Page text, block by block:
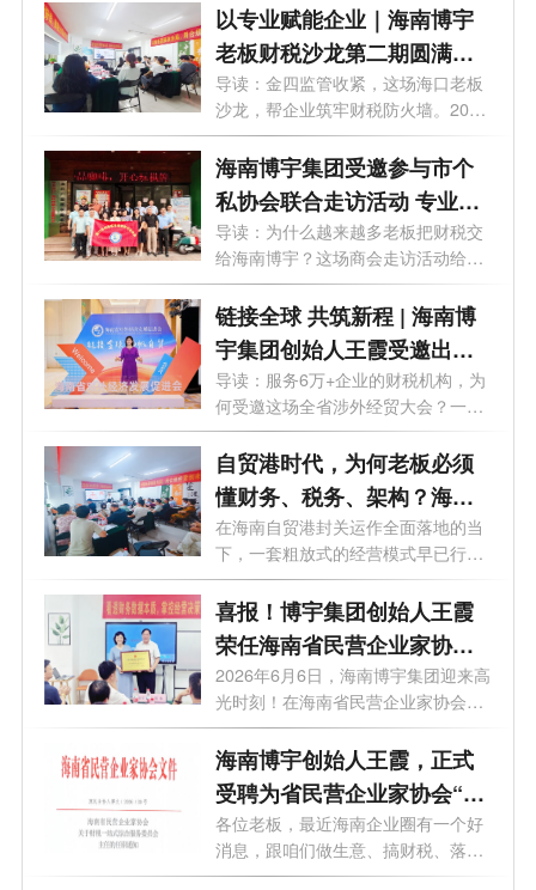
以专业赋能企业｜海南博宇
老板财税沙龙第二期圆满落
幕
导读：金四监管收紧，这场海口老板
沙龙，帮企业筑牢财税防火墙。2026
年6月...
海南博宇集团受邀参与市个
私协会联合走访活动 专业赋
能企业老板财务思维升级
导读：为什么越来越多老板把财税交
给海南博宇？这场商会走访活动给出
了答...
链接全球 共筑新程 | 海南博
宇集团创始人王霞受邀出席
海南省对外经济发展促进会
换届盛典
导读：服务6万+企业的财税机构，为
何受邀这场全省涉外经贸大会？一篇
文章...
自贸港时代，为何老板必须
懂财务、税务、架构？海南
博宇集团这场沙龙给出答案
在海南自贸港封关运作全面落地的当
下，一套粗放式的经营模式早已行不
通。...
喜报！博宇集团创始人王霞
荣任海南省民营企业家协会
副会长、财税一站式综合服
务委员会主任
2026年6月6日，海南博宇集团迎来高
光时刻！在海南省民营企业家协会举
行的授...
海南博宇创始人王霞，正式
受聘为省民营企业家协会“财
税一站式服务委员会”主任
各位老板，最近海南企业圈有一个好
消息，跟咱们做生意、搞财税、落地
自贸...